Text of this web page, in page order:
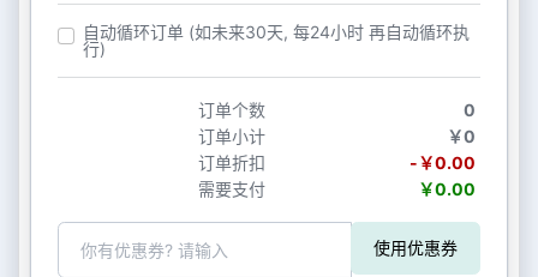
自动循环订单 (如未来30天, 每24小时 再自动循环执
行)
订单个数
0
订单小计
￥0
订单折扣
-￥0.00
需要支付
￥0.00
使用优惠券